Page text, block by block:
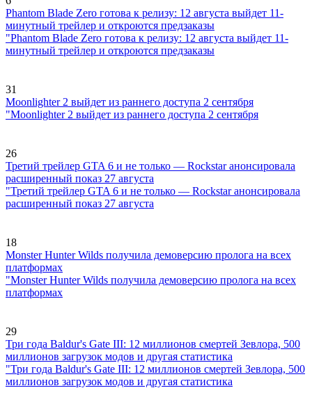
Phantom Blade Zero готова к релизу: 12 августа выйдет 11-
минутный трейлер и откроются предзаказы
"Phantom Blade Zero готова к релизу: 12 августа выйдет 11-
минутный трейлер и откроются предзаказы
31
Moonlighter 2 выйдет из раннего доступа 2 сентября
"Moonlighter 2 выйдет из раннего доступа 2 сентября
26
Третий трейлер GTA 6 и не только — Rockstar анонсировала
расширенный показ 27 августа
"Третий трейлер GTA 6 и не только — Rockstar анонсировала
расширенный показ 27 августа
18
Monster Hunter Wilds получила демоверсию пролога на всех
платформах
"Monster Hunter Wilds получила демоверсию пролога на всех
платформах
29
Три года Baldur's Gate III: 12 миллионов смертей Зевлора, 500
миллионов загрузок модов и другая статистика
"Три года Baldur's Gate III: 12 миллионов смертей Зевлора, 500
миллионов загрузок модов и другая статистика